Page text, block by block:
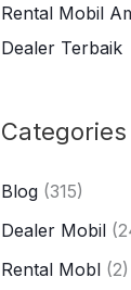
Rental Mobil
Dealer Terbaik
Categories
Blog (315)
Dealer Mobil
Rental Mobl (2)